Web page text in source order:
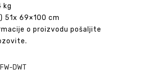
kg
51x 69×100 cm
o proizvodu pošaljite
FW-DWT